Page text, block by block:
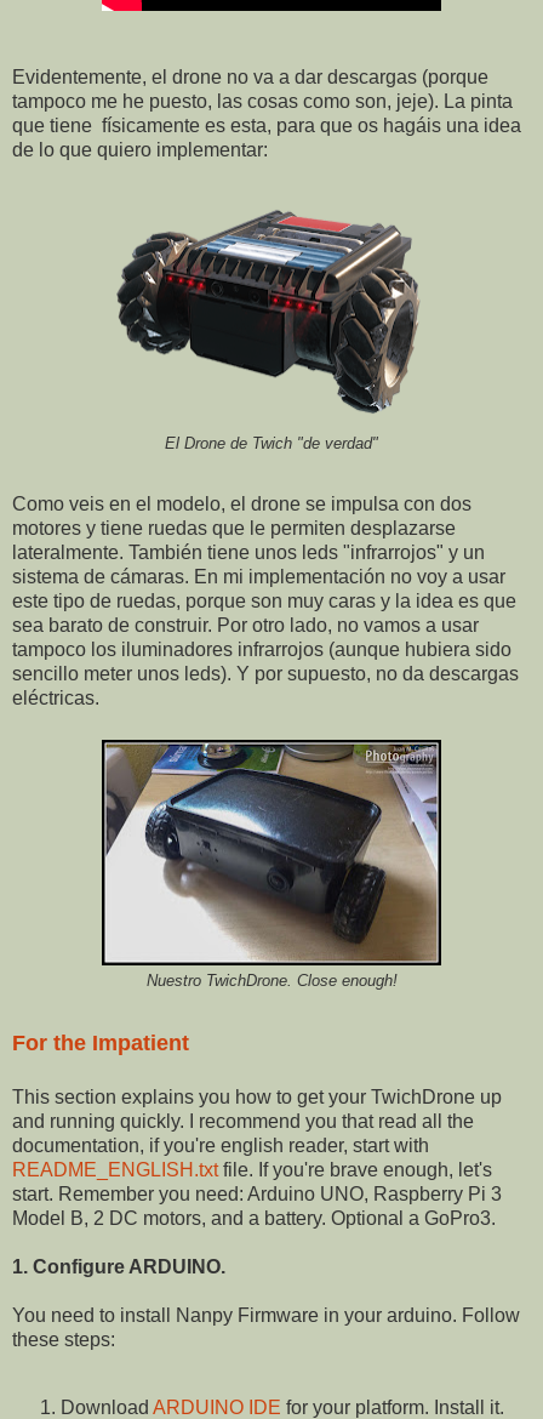
Evidentemente, el drone no va a dar descargas (porque
tampoco me he puesto, las cosas como son, jeje). La pinta
que tiene físicamente es esta, para que os hagáis una idea
de lo que quiero implementar:
El Drone de Twich "de verdad"
Como veis en el modelo, el drone se impulsa con dos
motores y tiene ruedas que le permiten desplazarse
lateralmente. También tiene unos leds "infrarrojos" y un
sistema de cámaras. En mi implementación no voy a usar
este tipo de ruedas, porque son muy caras y la idea es que
sea barato de construir. Por otro lado, no vamos a usar
tampoco los iluminadores infrarrojos (aunque hubiera sido
sencillo meter unos leds). Y por supuesto, no da descargas
eléctricas.
Nuestro TwichDrone. Close enough!
For the Impatient
This section explains you how to get your TwichDrone up
and running quickly. I recommend you that read all the
documentation, if you're english reader, start with
README_ENGLISH.txtfile. If you're brave enough, let's
start. Remember you need: Arduino UNO, Raspberry Pi 3
Model B, 2 DC motors, and a battery. Optional a GoPro3.
1. Configure ARDUINO.
You need to install Nanpy Firmware in your arduino. Follow
these steps:
Download ARDUINO IDE for your platform. Install it.